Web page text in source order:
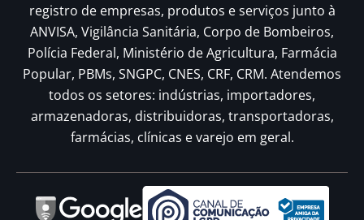
registro de empresas, produtos e serviços junto à
ANVISA, Vigilância Sanitária, Corpo de Bombeiros,
Polícia Federal, Ministério de Agricultura, Farmácia
Popular, PBMs, SNGPC, CNES, CRF, CRM. Atendemos
todos os setores: indústrias, importadores,
armazenadoras, distribuidoras, transportadoras,
farmácias, clínicas e varejo em geral.